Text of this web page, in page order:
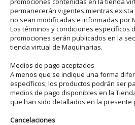
permanecerán vigentes mientras
no sean modificadas e informadas por
Los términos y condiciones específicos
promociones serán publicados en la
tienda virtual de Maquinarias.
Medios de pago aceptados
A menos que se indique una forma
específicos, los productos podrán ser
medios de pago disponibles en la
que han sido detallados en la presente
Cancelaciones